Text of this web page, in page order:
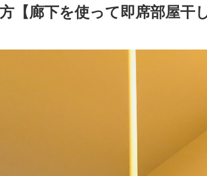
【廊下を使って即席部屋干